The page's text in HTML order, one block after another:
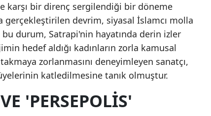
Kırşehir
karşı bir direnç sergilendiği bir döneme
gerçekleştirilen devrim, siyasal İslamcı molla
durum, Satrapi'nin hayatında derin izler
hedef aldığı kadınların zorla kamusal
zorlanmasını deneyimleyen sanatçı,
katledilmesine tanık olmuştur.
'PERSEPOLIS'